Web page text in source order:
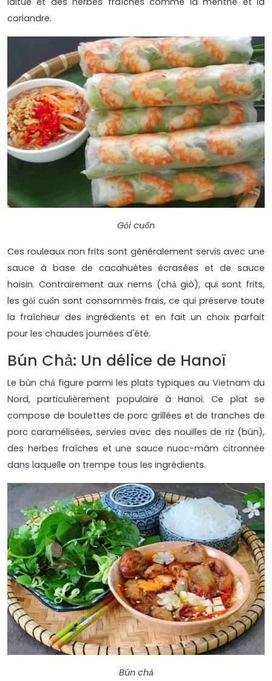
coriandre.
Gỏi cuốn
Ces rouleaux non frits sont généralement servis avec une
sauce à base de cacahuètes écrasées et de sauce
hoisin. Contrairement aux nems (chả giò), qui sont frits,
les gỏi cuốn sont consommés frais, ce qui préserve toute
la fraîcheur des ingrédients et en fait un choix parfait
pour les chaudes journées d'été.
Bún Chả: Un délice de Hanoï
Le bún chả figure parmi les plats typiques au Vietnam du
Nord, particulièrement populaire à Hanoï. Ce plat se
compose de boulettes de porc grillées et de tranches de
porc caramélisées, servies avec des nouilles de riz (bún),
des herbes fraîches et une sauce nuoc-mâm citronnée
dans laquelle on trempe tous les ingrédients.
Bún chả